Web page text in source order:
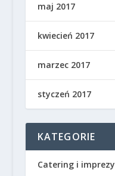
maj 2017
kwiecień 2017
marzec 2017
styczeń 2017
KATEGORIE
Catering i imprezy